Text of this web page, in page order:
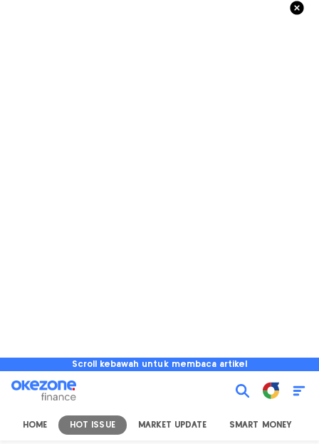
Scroll kebawah untuk membaca artikel
HOME HOT ISSUE MARKET UPDATE SMART MONEY